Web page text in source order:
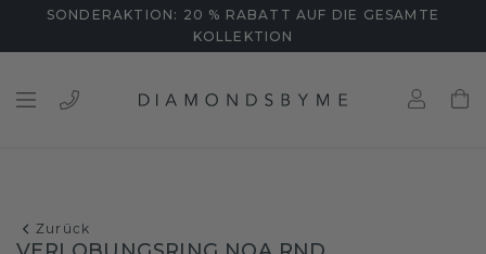
SONDERAKTION: 20 % RABATT AUF DIE GESAMTE
KOLLEKTION
Zurück